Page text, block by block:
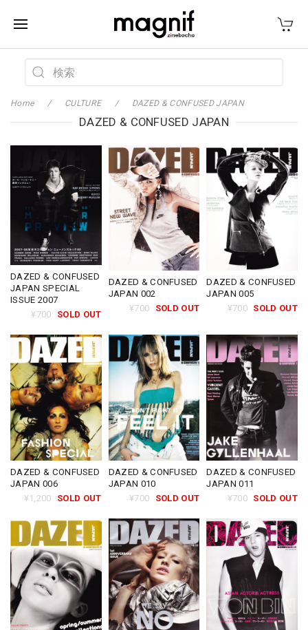
Home CULTURE DAZED & CONFUSED JAPAN
DAZED & CONFUSED JAPAN
DAZED & CONFUSED
JAPAN SPECIAL
ISSUE 2007
¥700
SOLD OUT
DAZED & CONFUSED
JAPAN 002
¥700
SOLD OUT
DAZED & CONFUSED
JAPAN 005
¥700 SOLD OUT
DAZED & CONFUSED
JAPAN 006
¥1,200
SOLD OUT
DAZED & CONFUSED
JAPAN 010
¥700
SOLD OUT
DAZED & CONFUSED
JAPAN 011
¥700 SOLD OUT